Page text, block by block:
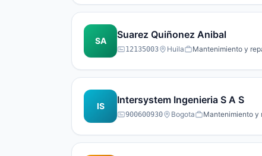
SA
Suarez Quiñonez Anibal
12135003 Huila Mantenimiento y
IS
Intersystem Ingenieria S A S
900600930 Bogota Mantenimiento y